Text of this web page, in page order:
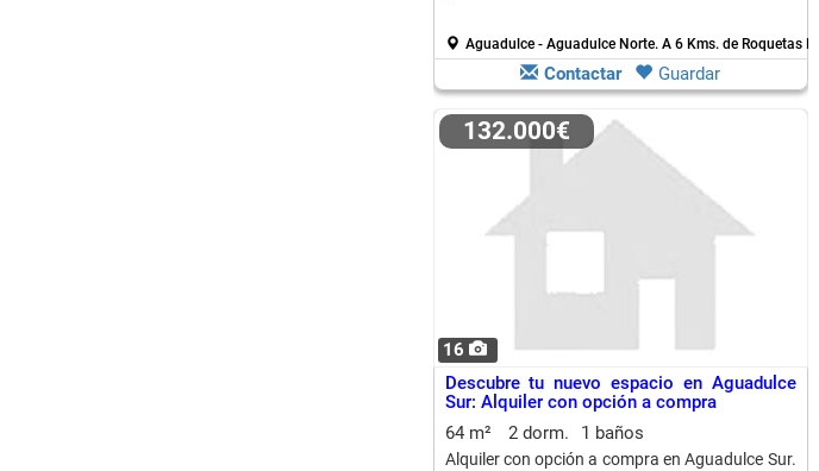
Aguadulce - Aguadulce Norte. A 6 Kms. de Roquetas
Contactar Guardar
16
132.000€
Descubre tu nuevo espacio en Aguadulce
Sur: Alquiler con opción a compra
64 m²
2 dorm. 1 baños
Alquiler con opción a compra en Aguadulce Sur.